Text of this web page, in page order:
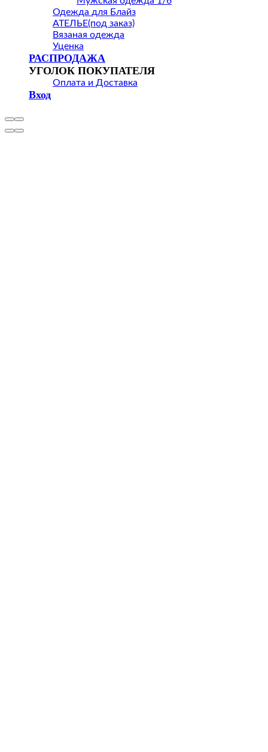
Одежда для Блайз
АТЕЛЬЕ(под заказ)
Вязаная одежда
Уценка
РАСПРОДАЖА
УГОЛОК ПОКУПАТЕЛЯ
Оплата и Доставка
Вход